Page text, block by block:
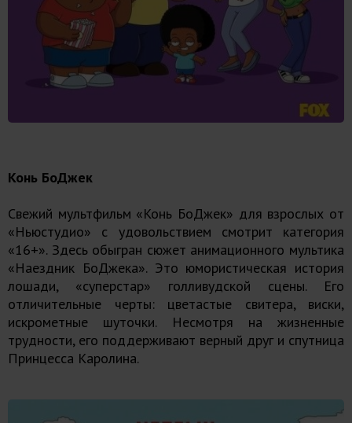
Конь БоДжек
Свежий мультфильм «Конь БоДжек» для взрослых от
«Ньюстудио» с удовольствием смотрит категория
«16+». Здесь обыгран сюжет анимационного мультика
«Наездник БоДжека». Это юмористическая история
лошади, «суперстар» голливудской сцены. Его
отличительные черты: цветастые свитера, виски,
искрометные шуточки. Несмотря на жизненные
трудности, его поддерживают верный друг и спутница
Принцесса Каролина.